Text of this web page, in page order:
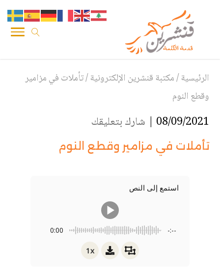
الرئيسية/مكتبة قنشرين الإلكترونية/تأملات في مزامير
وقطع النوم
08/09/2021 | شارك بتعليقك
تأملات في مزامير وقطع النوم
استمع إلى النص
0:00 -:--
1x